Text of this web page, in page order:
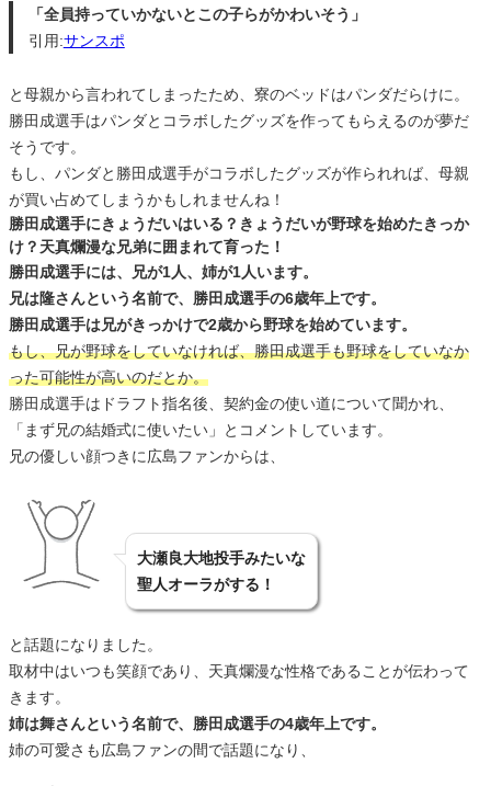
「全員持っていかないとこの子らがかわいそう」
引用:サンスポ
と母親から言われてしまったため、寮のベッドはパンダだらけに。
勝田成選手はパンダとコラボしたグッズを作ってもらえるのが夢だ
そうです。
もし、パンダと勝田成選手がコラボしたグッズが作られれば、母親
が買い占めてしまうかもしれませんね！
勝田成選手にきょうだいはいる？きょうだいが野球を始めたきっか
け？天真爛漫な兄弟に囲まれて育った！
勝田成選手には、兄が1人、姉が1人います。
兄は隆さんという名前で、勝田成選手の6歳年上です。
勝田成選手は兄がきっかけで2歳から野球を始めています。
もし、兄が野球をしていなければ、勝田成選手も野球をしていなか
った可能性が高いのだとか。
勝田成選手はドラフト指名後、契約金の使い道について聞かれ、
「まず兄の結婚式に使いたい」とコメントしています。
兄の優しい顔つきに広島ファンからは、
大瀬良大地投手みたいな
聖人オーラがする！
と話題になりました。
取材中はいつも笑顔であり、天真爛漫な性格であることが伝わって
きます。
姉は舞さんという名前で、勝田成選手の4歳年上です。
姉の可愛さも広島ファンの間で話題になり、